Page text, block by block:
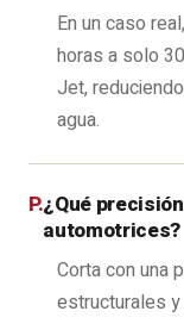
En un caso
horas a solo
Jet,
agua.
¿Qué
automotrices?
Corta con una
estructurales